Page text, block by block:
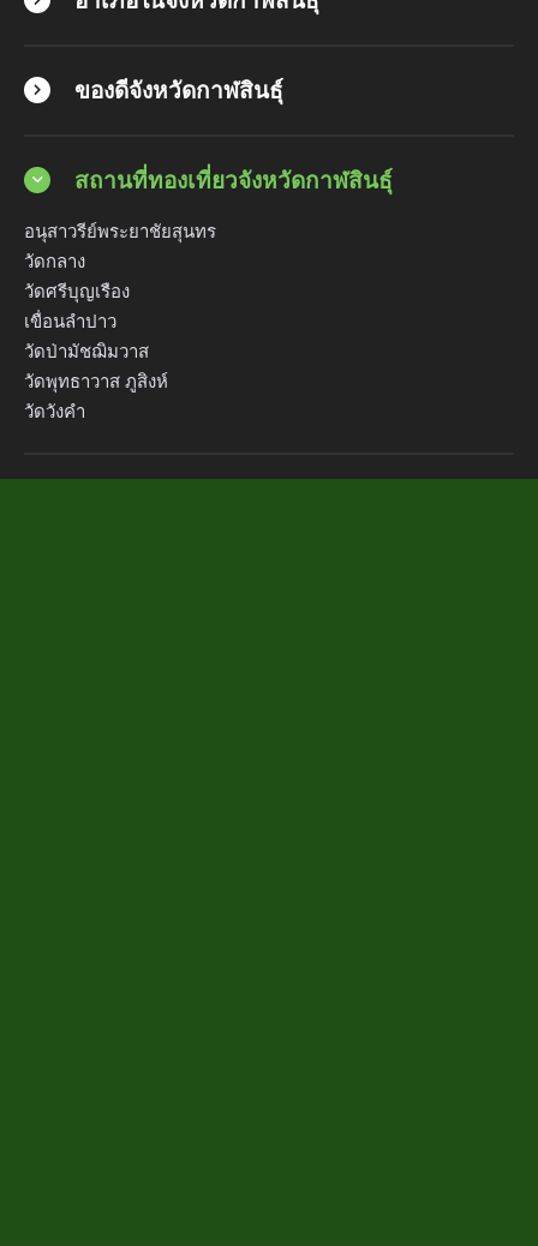
ของดีจังหวัดกาฬสินธุ์
สถานที่ทองเที่ยวจังหวัดกาฬสินธุ์
อนุสาวรีย์พระยาชัยสุนทร
วัดกลาง
วัดศรีบุญเรือง
เขื่อนลำปาว
วัดป่ามัชฌิมวาส
วัดพุทธาวาส ภูสิงห์
วัดวังคำ